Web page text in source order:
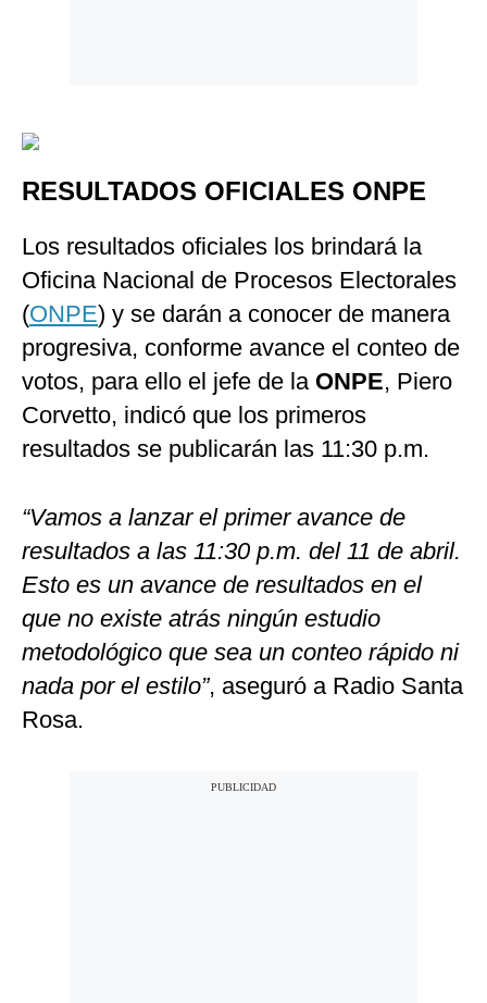
RESULTADOS OFICIALES ONPE
Los resultados oficiales los brindará la
Oficina Nacional de Procesos Electorales
(ONPE) y se darán a conocer de manera
progresiva, conforme avance el conteo de
votos, para ello el jefe de la ONPE, Piero
Corvetto, indicó que los primeros
resultados se publicarán las 11:30 p.m.
“Vamos a lanzar el primer avance de
resultados a las 11:30 p.m. del 11 de abril.
Esto es un avance de resultados en el
que no existe atrás ningún estudio
metodológico que sea un conteo rápido ni
nada por el estilo”, aseguró a Radio Santa
Rosa.